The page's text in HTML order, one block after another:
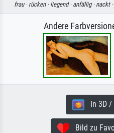
frau · rücken · liegend · anfällig · nackt ·
Andere
In 3D /
Bild zu